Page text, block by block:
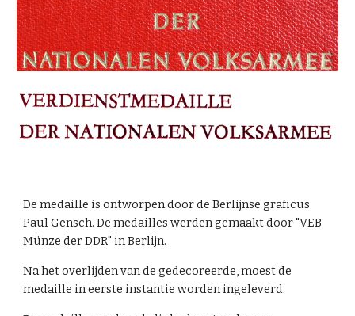
De medaille is ontworpen door de Berlijnse graficus
Paul Gensch. De medailles werden gemaakt door "VEB
Münze der DDR" in Berlijn.
Na het overlijden van de gedecoreerde, moest de
medaille in eerste instantie worden ingeleverd.